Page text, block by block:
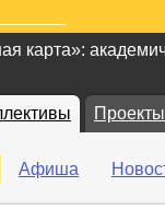
карта»:
Проекты
Афиша